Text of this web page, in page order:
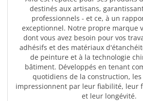
destinés aux artisans,
professionnels - et ce, à un
exceptionnel. Notre propre marque
dont vous avez besoin pour vos
adhésifs et des matériaux
de peinture et à la technologie
bâtiment. Développés en tenant
quotidiens de la construction,
impressionnent par leur fiabilité, leur
et leur longévité.